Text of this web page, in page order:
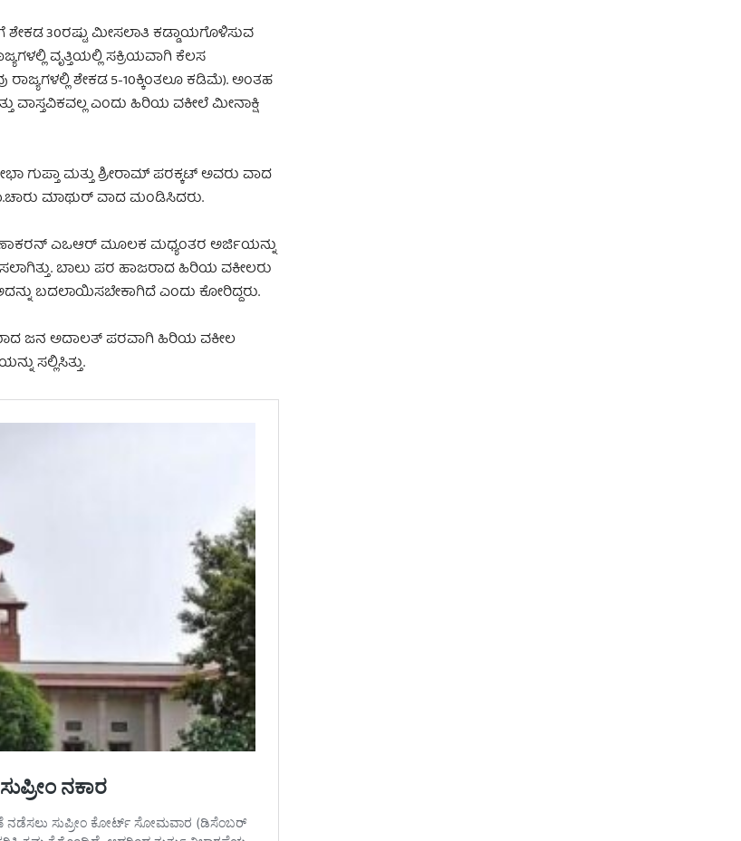
30ರಷ್ಟು ಮೀಸಲಾತಿ ಕಡ್ಡಾಯಗೊಳಿಸುವ
ವೃತ್ತಿಯಲ್ಲಿ ಸಕ್ರಿಯವಾಗಿ ಕೆಲಸ
ಶೇಕಡ 5-10ಕ್ಕಿಂತಲೂ ಕಡಿಮೆ). ಅಂತಹ
ವಾಸ್ತವಿಕವಲ್ಲ ಎಂದು ಹಿರಿಯ ವಕೀಲೆ ಮೀನಾಕ್ಷಿ
ಮತ್ತು ಶ್ರೀರಾಮ್ ಪರಕ್ಕಟ್ ಅವರು ವಾದ
ಮಾಥುರ್ ವಾದ ಮಂಡಿಸಿದರು.
ಎಒಆರ್ ಮೂಲಕ ಮಧ್ಯಂತರ ಅರ್ಜಿಯನ್ನು
ಬಾಲು ಪರ ಹಾಜರಾದ ಹಿರಿಯ ವಕೀಲರು
ಬದಲಾಯಿಸಬೇಕಾಗಿದೆ ಎಂದು ಕೋರಿದ್ದರು.
ಜನ ಅದಾಲತ್ ಪರವಾಗಿ ಹಿರಿಯ ವಕೀಲ
ಸಲ್ಲಿಸಿತ್ತು.